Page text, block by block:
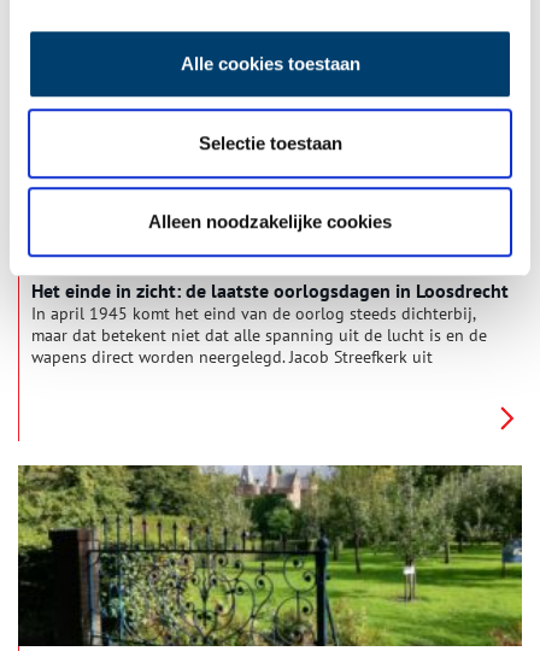
Alle cookies toestaan
Selectie toestaan
Alleen noodzakelijke cookies
geweest?
Het einde in zicht: de laatste oorlogsdagen in Loosdrecht
In april 1945 komt het eind van de oorlog steeds dichterbij,
maar dat betekent niet dat alle spanning uit de lucht is en de
wapens direct worden neergelegd. Jacob Streefkerk uit
nauwgezet op.